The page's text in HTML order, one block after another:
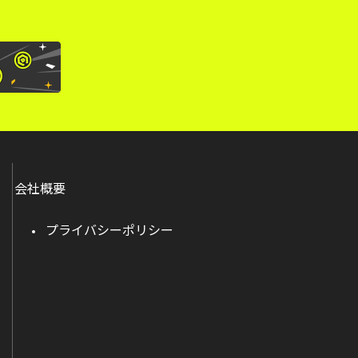
会社概要
プライバシーポリシー